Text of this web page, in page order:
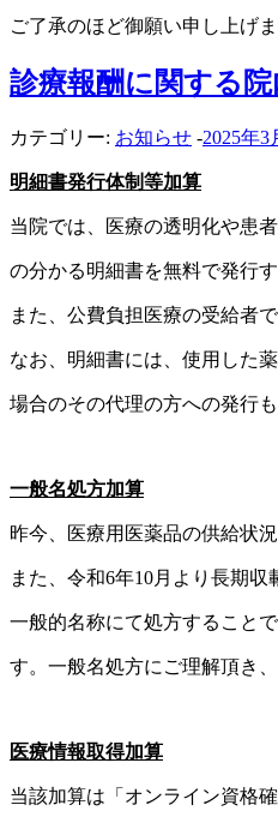
ご了承のほど御願い申し上げま
診療報酬に関する
カテゴリー: お知らせ -2025年3
明細書発行体制等加算
当院では、医療の透明化や患
の分かる明細書を無料で発行
また、公費負担医療の受給者
なお、明細書には、使用した
場合のその代理の方への発行
一般名処方加算
昨今、医療用医薬品の供給状
また、令和6年10月より長期
一般的名称にて処方すること
す。一般名処方にご理解頂き
医療情報取得加算
当該加算は「オンライン資格